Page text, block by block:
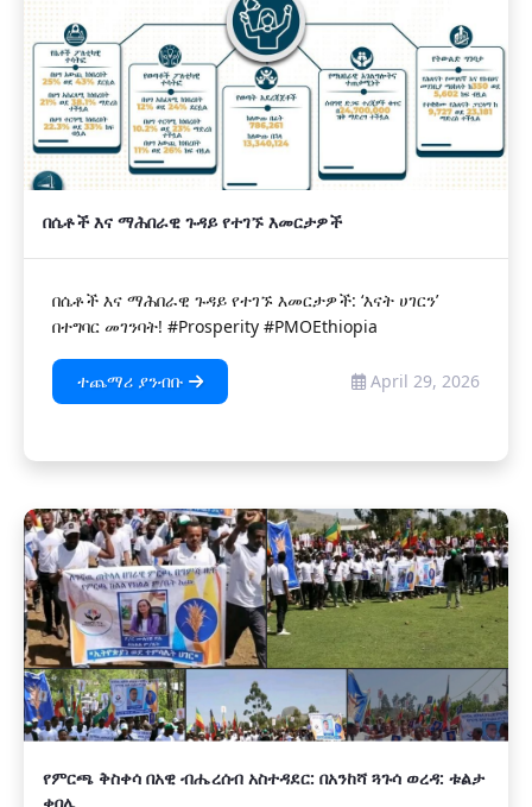
በሴቶች እና ማሕበራዊ ጉዳይ የተገኙ እመርታዎች
በሴቶች እና ማሕበራዊ ጉዳይ የተገኙ እመርታዎች: ‘እናት ሀገርን’
በተግባር መገንባት! #Prosperity #PMOEthiopia
ተጨማሪ ያንብቡ April 29, 2026
የምርጫ ቅስቀሳ በአዊ ብሔረሰብ አስተዳደር: በአንከሻ ጓጉሳ ወረዳ: ቱልታ